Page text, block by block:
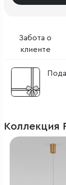
Забота о
клиенте
Коллекция